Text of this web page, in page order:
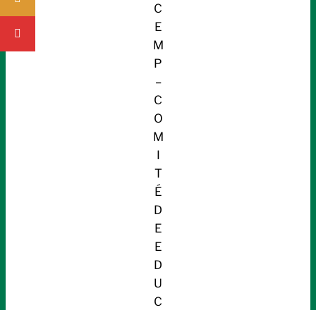
C
E
M
P
–
C
O
M
I
T
É
D
E
E
D
U
C